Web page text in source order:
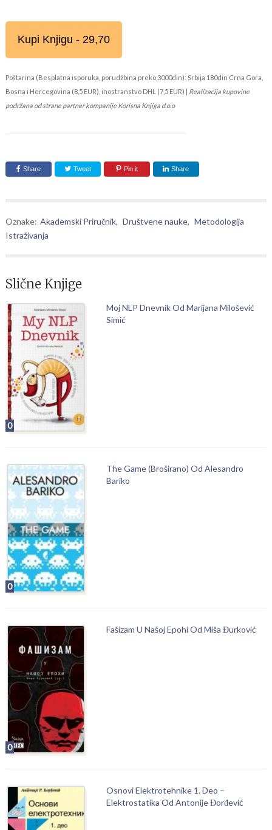
Kupi Knjigu - 29,70
Poštarina (Besplatna isporuka, porudžbina preko 3000din): Srbija 180din Crna Gora,
Bosna i Hercegovina (8,5 EUR), inostranstvo DHL (7,5 EUR) | Realizacija kupovine
podržana od strane partner kompanije Korisna Knjiga d.o.o
Share Tweet Pin it Share
Oznake: Akademski Priručnik, Društvene nauke, Metodologija
Istraživanja
Slične Knjige
0
Moj NLP Dnevnik Od Marijana Milošević
Simić
0
The Game (Broširano) Od Alesandro
Bariko
0
Fašizam U Našoj Epohi Od Miša Đurković
Osnovi Elektrotehnike 1. Deo –
Elektrostatika Od Antonije Đorđević